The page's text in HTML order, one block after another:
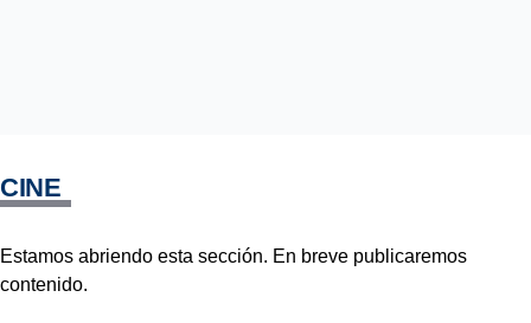
CINE
Estamos abriendo esta sección. En breve publicaremos
contenido.